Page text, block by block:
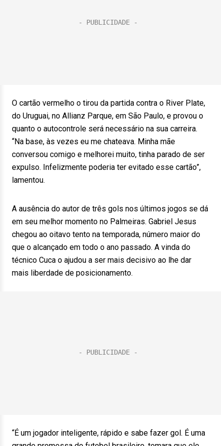
O cartão vermelho o tirou da partida contra o River Plate,
do Uruguai, no Allianz Parque, em São Paulo, e provou o
quanto o autocontrole será necessário na sua carreira.
“Na base, às vezes eu me chateava. Minha mãe
conversou comigo e melhorei muito, tinha parado de ser
expulso. Infelizmente poderia ter evitado esse cartão”,
lamentou.
A ausência do autor de três gols nos últimos jogos se dá
em seu melhor momento no Palmeiras. Gabriel Jesus
chegou ao oitavo tento na temporada, número maior do
que o alcançado em todo o ano passado. A vinda do
técnico Cuca o ajudou a ser mais decisivo ao lhe dar
mais liberdade de posicionamento.
“É um jogador inteligente, rápido e sabe fazer gol. É uma